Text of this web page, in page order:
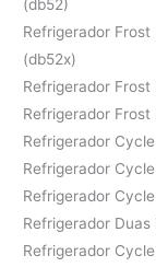
(db52)
Refrigerador
(db52x)
Refrigerador
Refrigerador
Refrigerador
Refrigerador
Refrigerador
Refrigerador
Refrigerador